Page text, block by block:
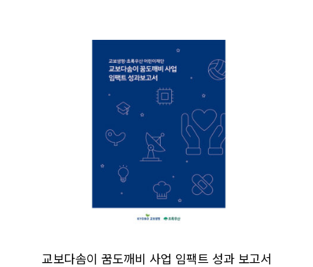
교보다솜이 꿈도깨비 사업 임팩트 성과 보고서